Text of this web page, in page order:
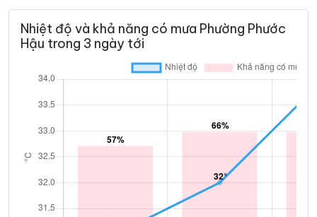
Nhiệt độ và khả năng có mưa Phường Phước
Hậu trong 3 ngày tới